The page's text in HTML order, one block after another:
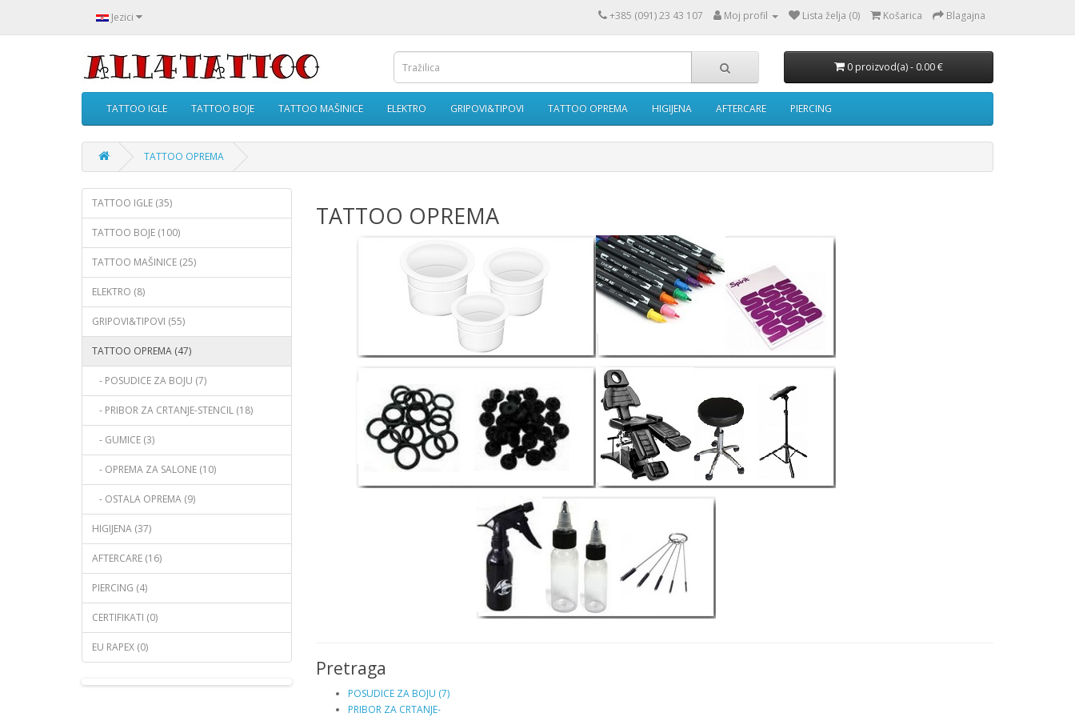
Jezici +385 (091) 23 43 107 Moj profil Lista želja (0) Košarica Blagajna
0 proizvod(a) - 0.00 €
TATTOO IGLE TATTOO BOJE TATTOO MAŠINICE ELEKTRO GRIPOVI&TIPOVI TATTOO OPREMA HIGIJENA AFTERCARE PIERCING
TATTOO OPREMA
TATTOO IGLE (35)
TATTOO BOJE (100)
TATTOO MAŠINICE (25)
ELEKTRO (8)
GRIPOVI&TIPOVI (55)
TATTOO OPREMA (47)
- POSUDICE ZA BOJU (7)
- PRIBOR ZA CRTANJE-STENCIL (18)
- GUMICE (3)
- OPREMA ZA SALONE (10)
- OSTALA OPREMA (9)
HIGIJENA (37)
AFTERCARE (16)
PIERCING (4)
CERTIFIKATI (0)
EU RAPEX (0)
TATTOO OPREMA
Pretraga
POSUDICE ZA BOJU (7)
PRIBOR ZA CRTANJE-